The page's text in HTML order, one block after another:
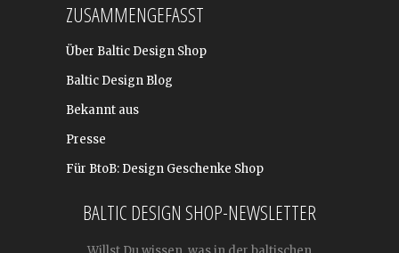
ZUSAMMENGEFASST
Über Baltic Design Shop
Baltic Design Blog
Bekannt aus
Presse
Für BtoB: Design Geschenke Shop
BALTIC DESIGN SHOP-NEWSLETTER